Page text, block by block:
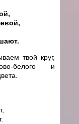
твой круг,
белого и